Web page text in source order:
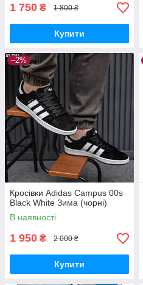
1 750 ₴ 1 800 ₴
Купити
–2%
Кросівки Adidas Campus 00s
Black White Зима (чорні)
В наявності
1 950 ₴ 2 000 ₴
Купити